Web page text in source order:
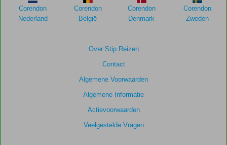
Over Stip Reizen
Contact
Algemene Voorwaarden
Algemene Informatie
Actievoorwaarden
Veelgestelde Vragen
Corendon
Nederland
Corendon
België
Corendon
Denmark
Corendon
Zweden